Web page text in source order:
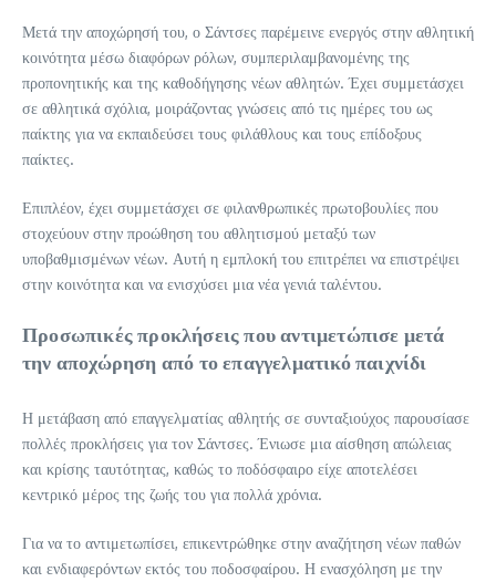
Μετά την αποχώρησή του, ο Σάντσες παρέμεινε ενεργός στην αθλητική
κοινότητα μέσω διαφόρων ρόλων, συμπεριλαμβανομένης της
προπονητικής και της καθοδήγησης νέων αθλητών. Έχει συμμετάσχει
σε αθλητικά σχόλια, μοιράζοντας γνώσεις από τις ημέρες του ως
παίκτης για να εκπαιδεύσει τους φιλάθλους και τους επίδοξους
παίκτες.
Επιπλέον, έχει συμμετάσχει σε φιλανθρωπικές πρωτοβουλίες που
στοχεύουν στην προώθηση του αθλητισμού μεταξύ των
υποβαθμισμένων νέων. Αυτή η εμπλοκή του επιτρέπει να επιστρέψει
στην κοινότητα και να ενισχύσει μια νέα γενιά ταλέντου.
Προσωπικές προκλήσεις που αντιμετώπισε μετά
την αποχώρηση από το επαγγελματικό παιχνίδι
Η μετάβαση από επαγγελματίας αθλητής σε συνταξιούχος παρουσίασε
πολλές προκλήσεις για τον Σάντσες. Ένιωσε μια αίσθηση απώλειας
και κρίσης ταυτότητας, καθώς το ποδόσφαιρο είχε αποτελέσει
κεντρικό μέρος της ζωής του για πολλά χρόνια.
Για να το αντιμετωπίσει, επικεντρώθηκε στην αναζήτηση νέων παθών
και ενδιαφερόντων εκτός του ποδοσφαίρου. Η ενασχόληση με την